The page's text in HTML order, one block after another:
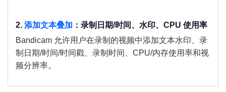
2. 添加文本叠加 ：录制日期/时间、水印、CPU 使用率
Bandicam 允许用户在录制的视频中添加文本水印、录
制日期/时间/时间戳、录制时间、CPU/内存使用率和视
频分辨率。